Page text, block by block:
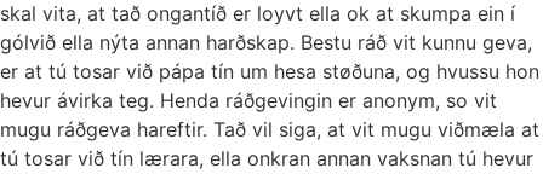
skal vita, at tað ongantíð er loyvt ella ok at skumpa ein í
gólvið ella nýta annan harðskap. Bestu ráð vit kunnu geva,
er at tú tosar við pápa tín um hesa støðuna, og hvussu hon
hevur ávirka teg. Henda ráðgevingin er anonym, so vit
mugu ráðgeva hareftir. Tað vil siga, at vit mugu viðmæla at
tú tosar við tín lærara, ella onkran annan vaksnan tú hevur